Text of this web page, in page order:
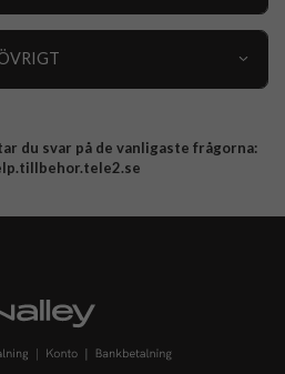
du svar på de vanligaste frågorna: